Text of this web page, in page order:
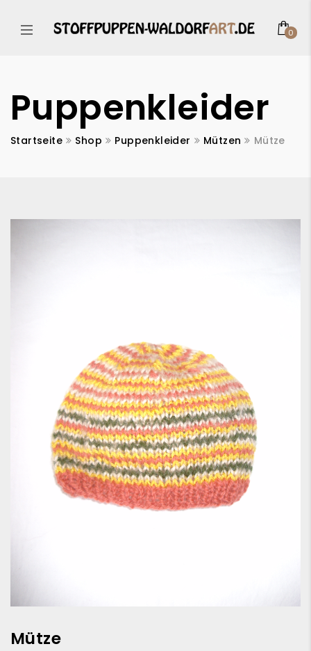
0
Puppenkleider
Startseite Shop Puppenkleider Mützen Mütze
Mütze